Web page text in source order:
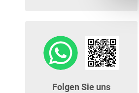
Folgen Sie uns